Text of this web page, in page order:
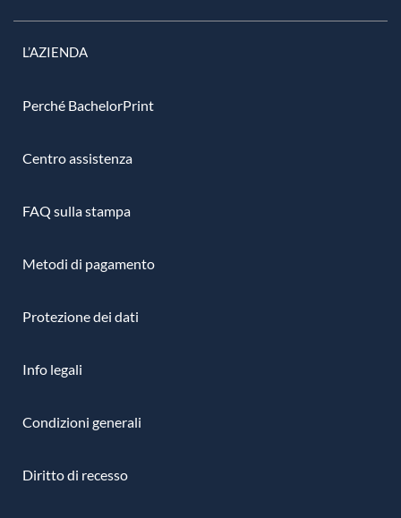
L’AZIENDA
Perché BachelorPrint
Centro assistenza
FAQ sulla stampa
Metodi di pagamento
Protezione dei dati
Info legali
Condizioni generali
Diritto di recesso